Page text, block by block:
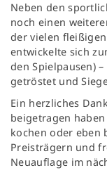
Neben den
noch einen
der vielen
entwickelte sich
den Spielpausen)
getröstet und
Ein herzliches
beigetragen
kochen oder eben
Preisträgern und
Neuauflage im